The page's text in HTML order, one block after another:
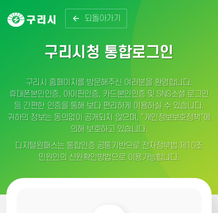
되돌아가기
구리시청 통합로그인
구리시 홈페이지를 방문해주신 여러분을 환영합니다.
휴대폰본인인증, 아이핀인증, 카드본인인증 및 SNS소셜 로그인
등 간편한 인증을 통해 보다 편리하게 이용하실 수 있습니다.
귀하의 정보는 동의없이 공개되지 않으며, “개인정보보호정책”에
의해 보호하고 있습니다.
디지털원패스는 통합인증 공통기반으로 전자정부법 제10조
민원인의 신원확인방법으로 이용가능합니다.